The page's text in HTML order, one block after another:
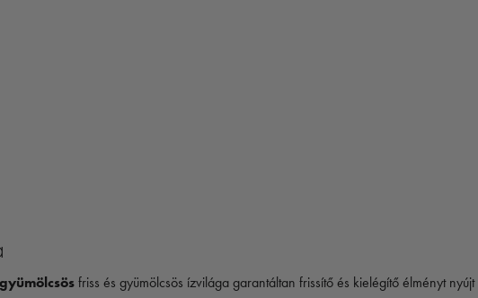
friss és gyümölcsös ízvilága garantáltan frissítő és kielégítő élményt